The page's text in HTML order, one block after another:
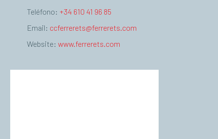
Teléfono: +34 610 41 96 85
Email: ccferrerets@ferrerets.com
Website: www.ferrerets.com